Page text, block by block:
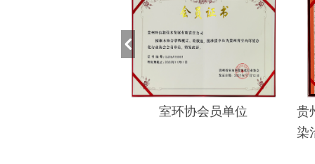
室环协会员单位
贵州省地方标
染治理服务基